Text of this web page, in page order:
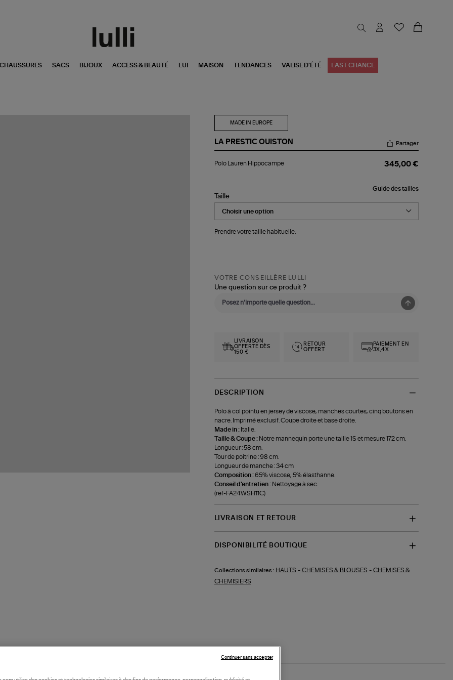
CHAUSSURES SACS BIJOUX ACCESS & BEAUTÉ LUI MAISON TENDANCES VALISE D'ÉTÉ LAST CHANCE
MADE IN EUROPE
LA PRESTIC OUISTON
Lauren
Partager
Polo Lauren Hippocampe 345,00 €
Guide des tailles
Taille
Prendre votre taille habituelle.
VOTRE CONSEILLÈRE LULLI
Une question sur ce produit ?
LIVRAISON
OFFERTE DÈS
150 €
RETOUR
OFFERT
PAIEMENT EN
3X,4X
DESCRIPTION
Polo à col pointu en jersey de viscose, manches courtes, cinq boutons en
nacre. Imprimé exclusif. Coupe droite et base droite.
Made in : Italie.
Taille & Coupe : Notre mannequin porte une taille 1S et mesure 172 cm.
Longueur : 58 cm.
Tour de poitrine : 98 cm.
Longueur de manche : 34 cm
Composition :65% viscose, 5% élasthanne.
Conseil d'entretien : Nettoyage à sec.
(ref-FA24WSH11C)
LIVRAISON ET RETOUR
DISPONIBILITÉ BOUTIQUE
Collections similaires : HAUTS - CHEMISES & BLOUSES - CHEMISES &
CHEMISIERS
Continuer sans accepter